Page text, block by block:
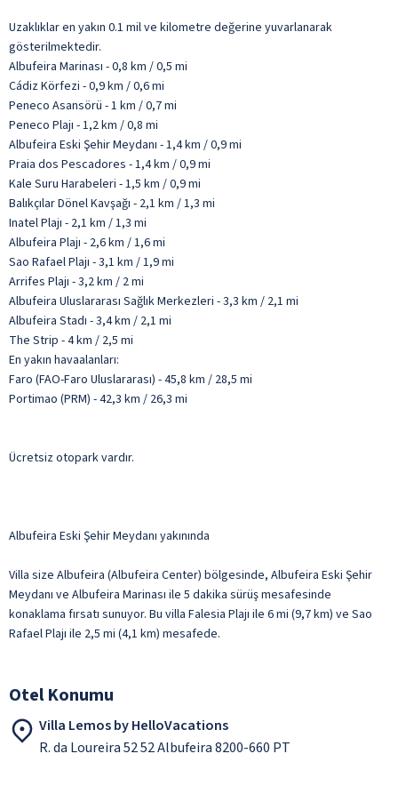
Uzaklıklar en yakın 0.1 mil ve kilometre değerine yuvarlanarak
gösterilmektedir.
Albufeira Marinası - 0,8 km / 0,5 mi
Cádiz Körfezi - 0,9 km / 0,6 mi
Peneco Asansörü - 1 km / 0,7 mi
Peneco Plajı - 1,2 km / 0,8 mi
Albufeira Eski Şehir Meydanı - 1,4 km / 0,9 mi
Praia dos Pescadores - 1,4 km / 0,9 mi
Kale Suru Harabeleri - 1,5 km / 0,9 mi
Balıkçılar Dönel Kavşağı - 2,1 km / 1,3 mi
Inatel Plajı - 2,1 km / 1,3 mi
Albufeira Plajı - 2,6 km / 1,6 mi
Sao Rafael Plajı - 3,1 km / 1,9 mi
Arrifes Plajı - 3,2 km / 2 mi
Albufeira Uluslararası Sağlık Merkezleri - 3,3 km / 2,1 mi
Albufeira Stadı - 3,4 km / 2,1 mi
The Strip - 4 km / 2,5 mi
En yakın havaalanları:
Faro (FAO-Faro Uluslararası) - 45,8 km / 28,5 mi
Portimao (PRM) - 42,3 km / 26,3 mi
Ücretsiz otopark vardır.
Albufeira Eski Şehir Meydanı yakınında
Villa size Albufeira (Albufeira Center) bölgesinde, Albufeira Eski Şehir
Meydanı ve Albufeira Marinası ile 5 dakika sürüş mesafesinde
konaklama fırsatı sunuyor. Bu villa Falesia Plajı ile 6 mi (9,7 km) ve Sao
Rafael Plajı ile 2,5 mi (4,1 km) mesafede.
Otel Konumu
Villa Lemos by HelloVacations
R. da Loureira 52 52 Albufeira 8200-660 PT